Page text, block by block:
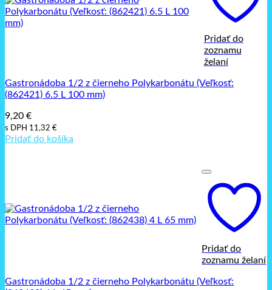
Pridať do
zoznamu
želaní
Gastronádoba 1/2 z čierneho Polykarbonátu (Veľkosť:
(862421) 6.5 L 100 mm)
9,20 €
s DPH 11,32 €
Pridať do košíka
Pridať do
zoznamu želaní
Gastronádoba 1/2 z čierneho Polykarbonátu (Veľkosť: